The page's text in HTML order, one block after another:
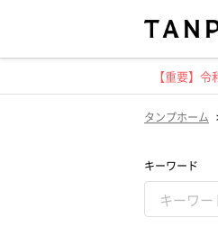
【重要】
タンプホーム
キーワード